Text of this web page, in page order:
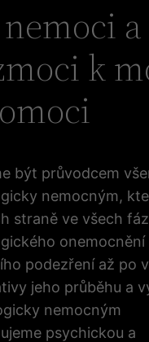
a
k
být průvodcem
nemocným,
straně ve všech
onemocnění
podezření až po
jeho průběhu a
nemocným
psychickou a